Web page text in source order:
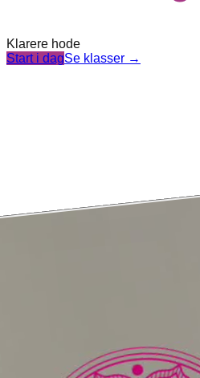
Klarere hode
Start i dagSe klasser →